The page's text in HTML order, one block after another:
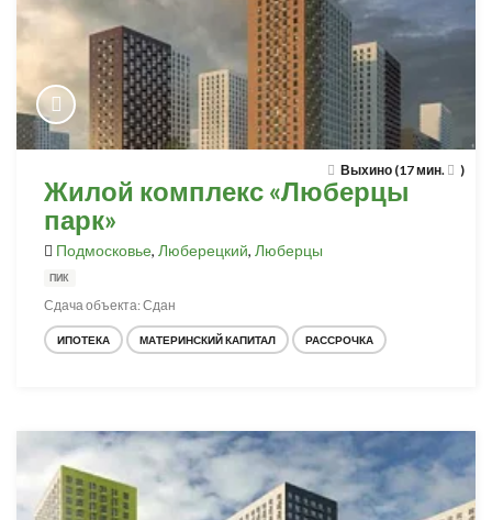
Выхино (17 мин. )
Жилой комплекс «Люберцы
парк»
Подмосковье, Люберецкий, Люберцы
ПИК
Сдача объекта: Сдан
ИПОТЕКА МАТЕРИНСКИЙ КАПИТАЛ РАССРОЧКА